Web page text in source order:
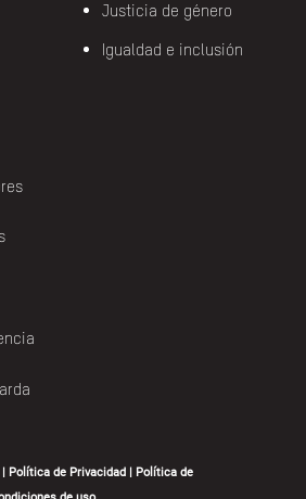
Justicia de género
Igualdad e inclusión
Política de Privacidad
Política de